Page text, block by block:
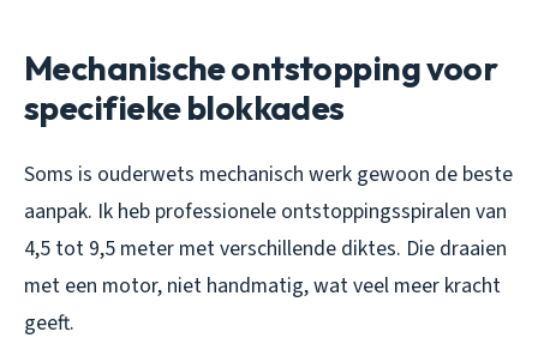
Mechanische ontstopping voor
specifieke blokkades
Soms is ouderwets mechanisch werk gewoon de beste
aanpak. Ik heb professionele ontstoppingsspiralen van
4,5 tot 9,5 meter met verschillende diktes. Die draaien
met een motor, niet handmatig, wat veel meer kracht
geeft.